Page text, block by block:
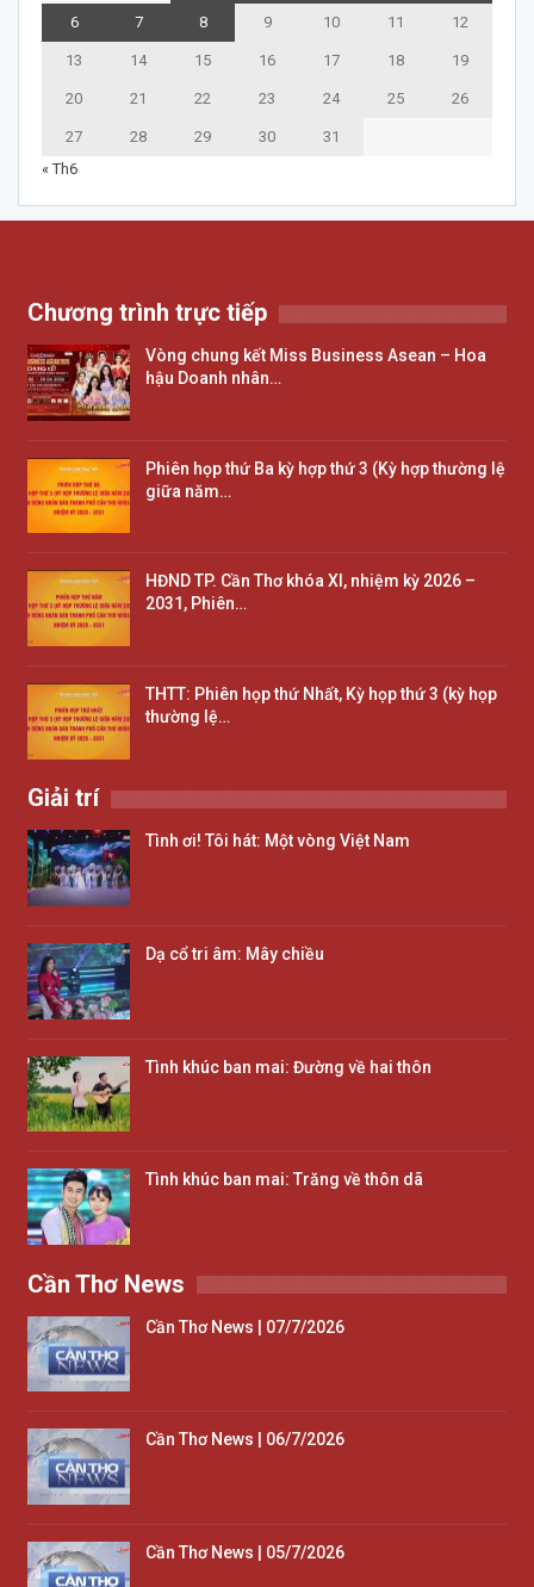
6 7 8 9 10 11 12
13 14 15 16 17 18 19
20 21 22 23 24 25 26
27 28 29 30
31
« Th6
Chương trình trực tiếp
Vòng chung kết Miss Business Asean – Hoa
hậu Doanh nhân…
Phiên họp thứ Ba kỳ hợp thứ 3 (Kỳ hợp thường lệ
giữa năm…
HĐND TP. Cần Thơ khóa XI, nhiệm kỳ 2026 –
2031, Phiên…
THTT: Phiên họp thứ Nhất, Kỳ họp thứ 3 (kỳ họp
thường lệ…
Giải trí
Tình ơi! Tôi hát: Một vòng Việt Nam
Dạ cổ tri âm: Mây chiều
Tình khúc ban mai: Đường về hai thôn
Tình khúc ban mai: Trăng về thôn dã
Cần Thơ News
Cần Thơ News | 07/7/2026
Cần Thơ News | 06/7/2026
Cần Thơ News | 05/7/2026